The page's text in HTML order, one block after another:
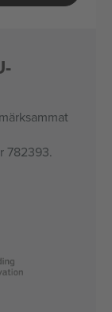
782393.